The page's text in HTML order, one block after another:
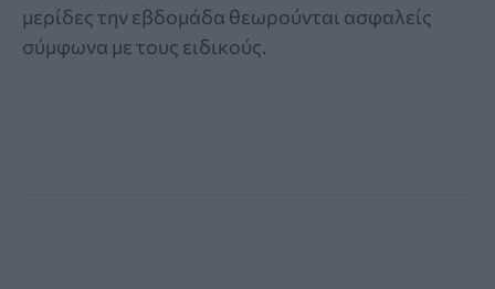
μερίδες την εβδομάδα θεωρούνται ασφαλείς
σύμφωνα με τους ειδικούς.